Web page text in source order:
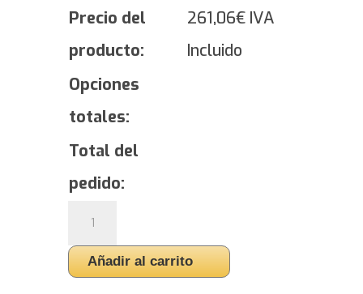
Precio del
producto:
261,06€ IVA
Incluido
Opciones
totales:
Total del
pedido:
ADVAN
Sport
V107Añadir al carrito